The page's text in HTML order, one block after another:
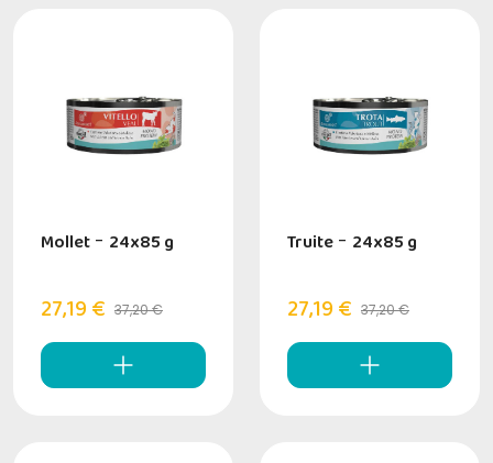
Mollet - 24x85 g
27,19 € 37,20 €
Truite - 24x85 g
27,19 € 37,20 €